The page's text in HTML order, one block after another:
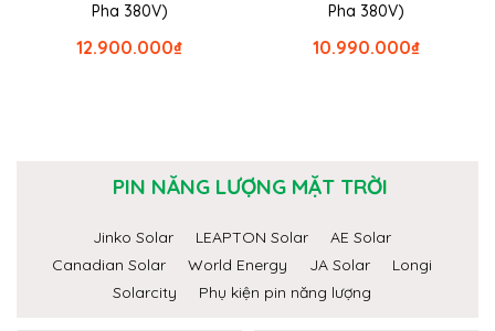
Pha 380V)
₫
12.900.000
Pha 380V)
₫
10.990.000
PIN NĂNG LƯỢNG MẶT TRỜI
Jinko Solar LEAPTON Solar
AE Solar
Canadian Solar
World Energy JA Solar
Longi
Solarcity
Phụ kiện pin năng lượng